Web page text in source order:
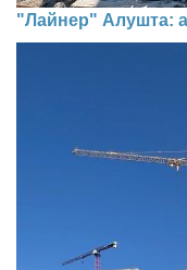
"Лайнер" Алушта: